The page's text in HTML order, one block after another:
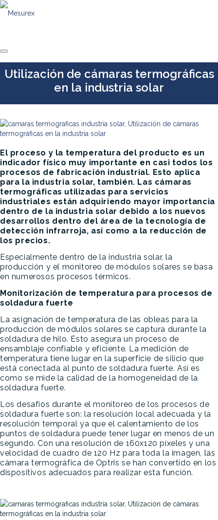
Saltar
Utilización de cámaras termográficas
en la industria solar
El proceso y la temperatura del producto es un
indicador físico muy importante en casi todos los
procesos de fabricación industrial. Esto aplica
para la industria solar, también. Las cámaras
termográficas utilizadas para servicios
industriales están adquiriendo mayor importancia
dentro de la industria solar debido a los nuevos
desarrollos dentro del área de la tecnología de
detección infrarroja, así como a la reducción de
los precios.
Especialmente dentro de la industria solar, la
producción y el monitoreo de módulos solares se basa
en numerosos procesos térmicos.
Monitorización de temperatura para procesos de
soldadura fuerte
La asignación de temperatura de las obleas para la
producción de módulos solares se captura durante la
soldadura de hilo. Esto asegura un proceso de
ensamblaje confiable y eficiente. La medición de
temperatura tiene lugar en la superficie de silicio que
está conectada al punto de soldadura fuerte. Así es
como se mide la calidad de la homogeneidad de la
soldadura fuerte.
Los desafíos durante el monitoreo de los procesos de
soldadura fuerte son: la resolución local adecuada y la
resolución temporal ya que el calentamiento de los
puntos de soldadura puede tener lugar en menos de un
segundo. Con una resolución de 160x120 píxeles y una
velocidad de cuadro de 120 Hz para toda la imagen, las
cámara termográfica de Optris se han convertido en los
dispositivos adecuados para realizar esta función.